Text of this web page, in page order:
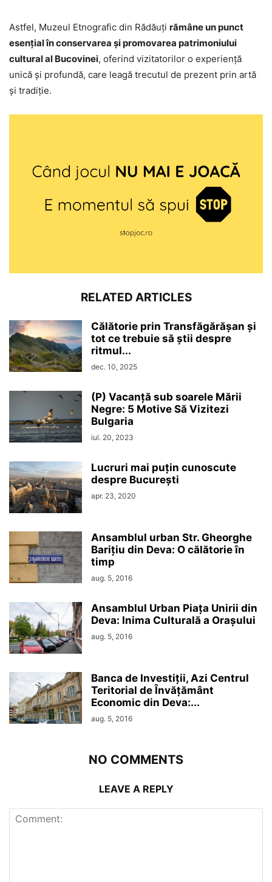
Astfel, Muzeul Etnografic din Rădăuți rămâne un punct
esențial în conservarea și promovarea patrimoniului
cultural al Bucovinei, oferind vizitatorilor o experiență
unică și profundă, care leagă trecutul de prezent prin artă
și tradiție.
RELATED ARTICLES
Călătorie prin Transfăgărășan și
tot ce trebuie să știi despre
ritmul...
dec. 10, 2025
(P) Vacanță sub soarele Mării
Negre: 5 Motive Să Vizitezi
Bulgaria
iul. 20, 2023
Lucruri mai puțin cunoscute
despre București
apr. 23, 2020
Ansamblul urban Str. Gheorghe
Barițiu din Deva: O călătorie în
timp
aug. 5, 2016
Ansamblul Urban Piața Unirii din
Deva: Inima Culturală a Orașului
aug. 5, 2016
Banca de Investiții, Azi Centrul
Teritorial de Învățământ
Economic din Deva:...
aug. 5, 2016
NO COMMENTS
LEAVE A REPLY